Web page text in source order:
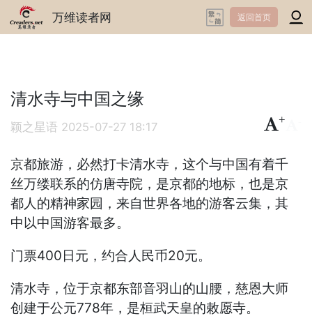
万维读者网 返回首页
清水寺与中国之缘
颖之星语 2025-07-27 18:17
+
京都旅游，必然打卡清水寺，这个与中国有着千
丝万缕联系的仿唐寺院，是京都的地标，也是京
都人的精神家园，来自世界各地的游客云集，其
中以中国游客最多。
门票400日元，约合人民币20元。
清水寺，位于京都东部音羽山的山腰，慈恩大师
创建于公元778年，是桓武天皇的敕愿寺。